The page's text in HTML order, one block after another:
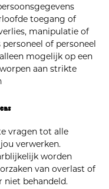
toegang of
manipulatie of
of personeel
mogelijk op een
aan strikte
vragen tot alle
verwerken.
worden
van overlast of
niet behandeld.